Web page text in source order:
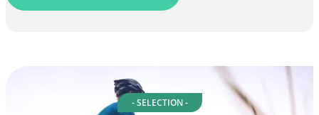
- SELECTION -